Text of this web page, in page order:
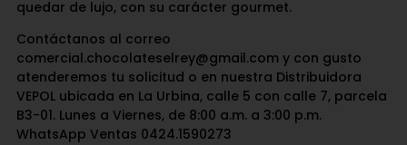
quedar de lujo, con su carácter gourmet.
Contáctanos al correo
comercial.chocolateselrey@gmail.com y con gusto
atenderemos tu solicitud o en nuestra Distribuidora
VEPOL ubicada en La Urbina, calle 5 con calle 7, parcela
B3-01. Lunes a Viernes, de 8:00 a.m. a 3:00 p.m.
WhatsApp Ventas 0424.1590273